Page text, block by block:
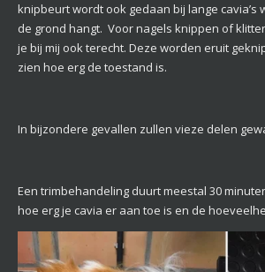
knipbeurt wordt ook gedaan bij lange cavia’s
de grond hangt. Voor nagels knippen of
je bij mij ook terecht. Deze worden eruit
zien hoe erg de toestand is.
In bijzondere gevallen zullen vieze delen
Een trimbehandeling duurt meestal 30
hoe erg je cavia er aan toe is en de